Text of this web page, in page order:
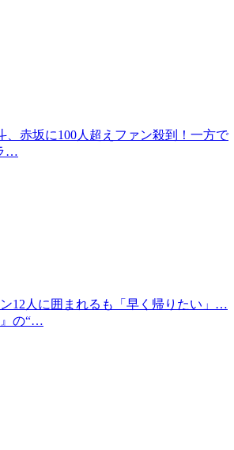
、赤坂に100人超えファン殺到！一方で
…
12人に囲まれるも「早く帰りたい」…
』の“…